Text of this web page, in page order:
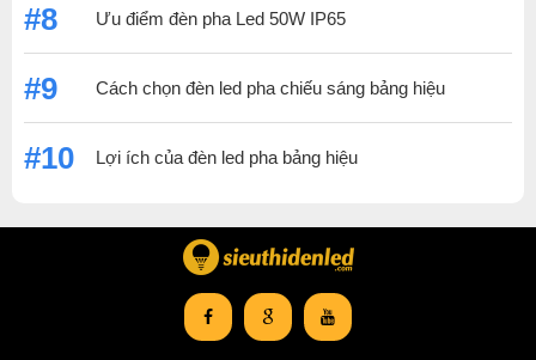
#8 Ưu điểm đèn pha Led 50W IP65
#9 Cách chọn đèn led pha chiếu sáng bảng hiệu
#10 Lợi ích của đèn led pha bảng hiệu